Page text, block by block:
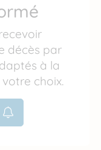
décès par
à la
choix.